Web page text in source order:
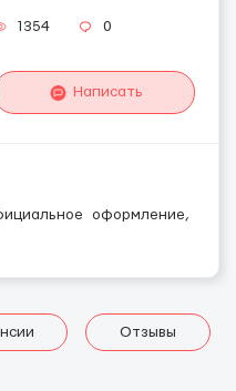
1354 0
Написать
оформление,
Отзывы